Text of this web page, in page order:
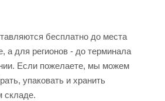
бесплатно до места
а для регионов - до терминала
Если пожелаете, мы можем
упаковать и хранить
складе.